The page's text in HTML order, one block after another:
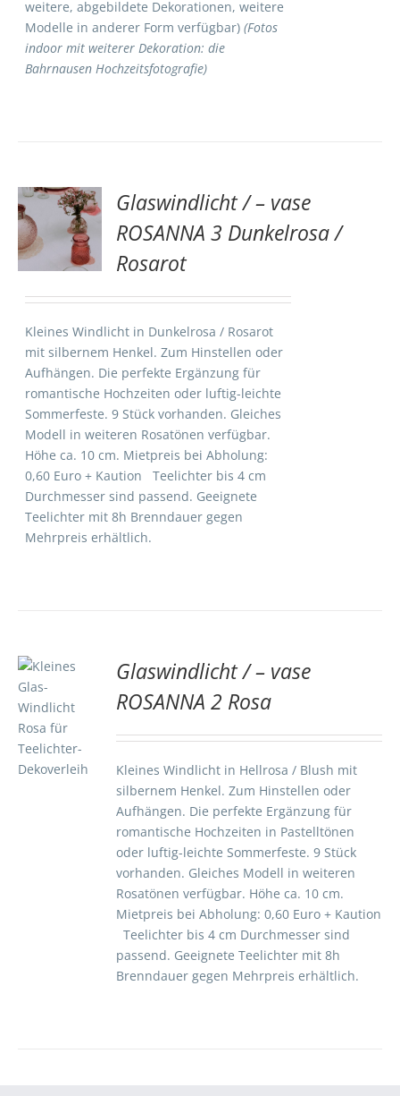
weitere, abgebildete Dekorationen, weitere
Modelle in anderer Form verfügbar)(Fotos
indoor mit weiterer Dekoration: die
Bahrnausen Hochzeitsfotografie)
Glaswindlicht / – vase
ROSANNA 3 Dunkelrosa /
Rosarot
Kleines Windlicht in Dunkelrosa / Rosarot
mit silbernem Henkel. Zum Hinstellen oder
Aufhängen. Die perfekte Ergänzung für
romantische Hochzeiten oder luftig-leichte
Sommerfeste. 9 Stück vorhanden. Gleiches
Modell in weiteren Rosatönen verfügbar.
Höhe ca. 10 cm. Mietpreis bei Abholung:
0,60 Euro + Kaution Teelichter bis 4 cm
Durchmesser sind passend. Geeignete
Teelichter mit 8h Brenndauer gegen
Mehrpreis erhältlich.
Glaswindlicht / – vase
ROSANNA 2 Rosa
Kleines Windlicht in Hellrosa / Blush mit
silbernem Henkel. Zum Hinstellen oder
Aufhängen. Die perfekte Ergänzung für
romantische Hochzeiten in Pastelltönen
oder luftig-leichte Sommerfeste. 9 Stück
vorhanden. Gleiches Modell in weiteren
Rosatönen verfügbar. Höhe ca. 10 cm.
Mietpreis bei Abholung: 0,60 Euro + Kaution
Teelichter bis 4 cm Durchmesser sind
passend. Geeignete Teelichter mit 8h
Brenndauer gegen Mehrpreis erhältlich.